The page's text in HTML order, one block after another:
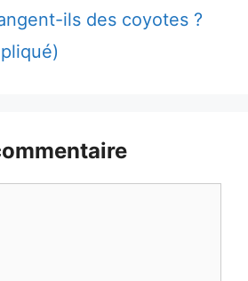
ils des coyotes ?